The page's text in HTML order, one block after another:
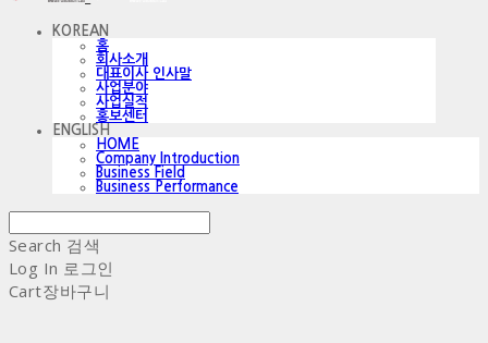
KOREAN
홈
회사소개
대표이사 인사말
사업분야
사업실적
홍보센터
ENGLISH
HOME
Company Introduction
Business Field
Business Performance
Search 검색
Log In 로그인
Cart장바구니